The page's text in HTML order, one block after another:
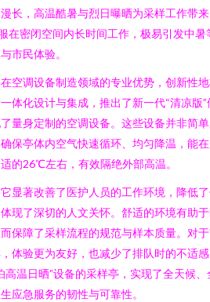
长，高温酷暑与烈日曝晒为采样工作带
密闭空间内长时间工作，极易引发中暑
市民体验。
空调设备制造领域的专业优势，创新性
体化设计与集成，推出了新一代“清凉版”
量身定制的空调设备。这些设备并非简
保亭体内空气快速循环、均匀降温，能
的26℃左右，有效隔绝外部高温。
显著改善了医护人员的工作环境，降低
现了深切的人文关怀。舒适的环境有助
保障了采样流程的规范与样本质量。对
体验更为友好，也减少了排队时的不适
温日晒”设备的采样亭，实现了全天候、
应急服务的韧性与可靠性。